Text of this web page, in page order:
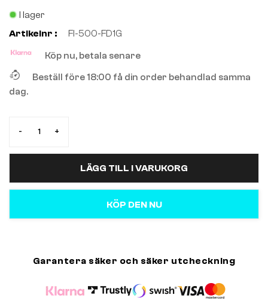
I lager
Artikelnr :
FI-500-FD1G
Köp nu, betala senare
Beställ före 18:00 få din order behandlad samma
dag.
- +
LÄGG TILL I VARUKORG
KÖP DEN NU
Garantera säker och säker utcheckning